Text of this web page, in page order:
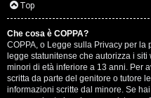
A
r
g
Top
Che cosa è COPPA?
COPPA, o Legge sulla Privacy per
legge statunitense che autorizza i
minori di età inferiore a 13 anni. Per
scritta da parte del genitore o tutore
informazioni scritte dal minore. Se
T
o
p
i